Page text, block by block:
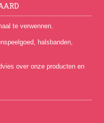
te verwennen.
halsbanden,
over onze producten en